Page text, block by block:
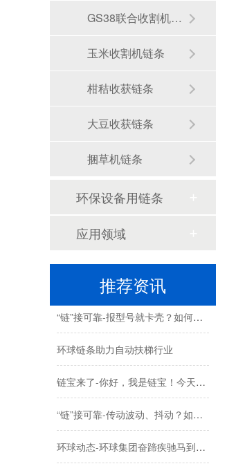
GS38联合收割机链条
玉米收割机链条
柑秸收获链条
大豆收获链条
捆草机链条
环保设备用链条
应用领域
推荐资讯
环球链条助力自动扶梯行业